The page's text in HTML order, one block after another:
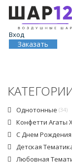
Вход
Заказать
Однотонные (34)
Конфетти Агаты
С Днем Рождения
Детская
Любовная